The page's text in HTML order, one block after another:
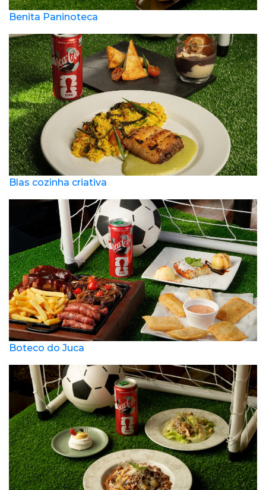
Benita Paninoteca
Blas cozinha criativa
Boteco do Juca